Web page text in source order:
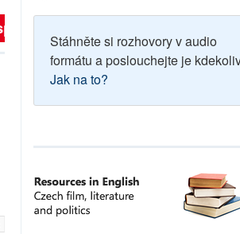
➥
Stáhněte si rozhovory v audio
formátu a poslouchejte je
Jak na to?